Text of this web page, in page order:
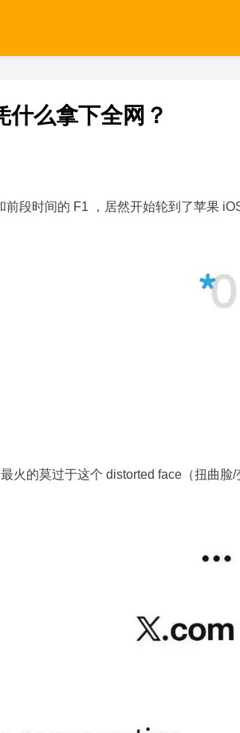
么拿下全网？
段时间的 F1 ，居然开始轮到了苹果
火的莫过于这个 distorted face（扭曲脸/